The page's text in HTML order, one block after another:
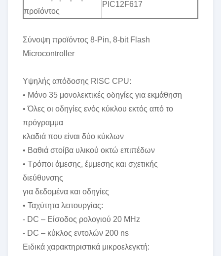
προϊόντος
PIC12F617
Σύνοψη προϊόντος 8-Pin, 8-bit Flash
Microcontroller
Υψηλής απόδοσης RISC CPU:
• Μόνο 35 μονολεκτικές οδηγίες για εκμάθηση
• Όλες οι οδηγίες ενός κύκλου εκτός από το
πρόγραμμα
κλαδιά που είναι δύο κύκλων
• Βαθιά στοίβα υλικού οκτώ επιπέδων
• Τρόποι άμεσης, έμμεσης και σχετικής
διεύθυνσης
για δεδομένα και οδηγίες
• Ταχύτητα λειτουργίας:
- DC – Είσοδος ρολογιού 20 MHz
- DC – κύκλος εντολών 200 ns
Ειδικά χαρακτηριστικά μικροελεγκτή: